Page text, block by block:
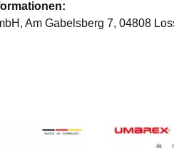
Am Gabelsberg 7, 04808